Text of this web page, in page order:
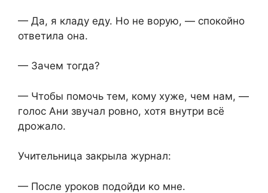
— Да, я кладу еду. Но не ворую, — спокойно
ответила она.
— Зачем тогда?
— Чтобы помочь тем, кому хуже, чем нам, —
голос Ани звучал ровно, хотя внутри всё
дрожало.
Учительница закрыла журнал:
— После уроков подойди ко мне.